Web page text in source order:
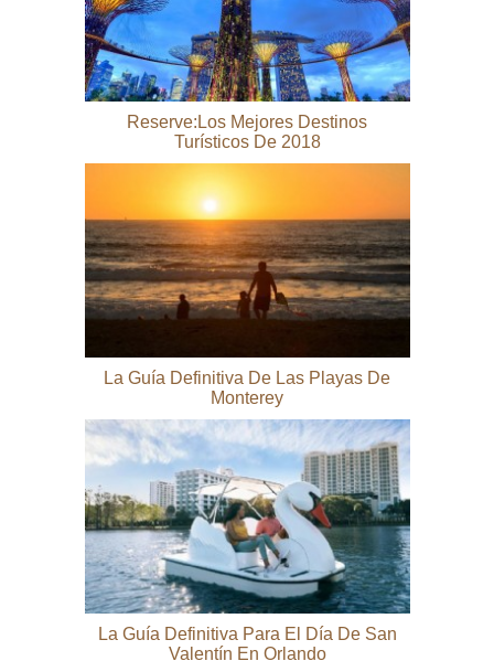
Reserve:Los Mejores Destinos
Turísticos De 2018
La Guía Definitiva De Las Playas De
Monterey
La Guía Definitiva Para El Día De San
Valentín En Orlando